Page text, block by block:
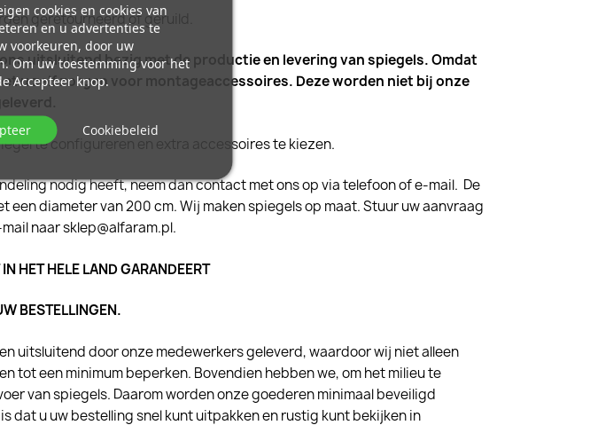
geretourneerd of geruild.
uitsluitend bezig met de productie en levering van spiegels. Omdat
u zelf zorgen voor montageaccessoires. Deze worden niet bij onze
te configureren en extra accessoires te kiezen.
nodig heeft, neem dan contact met ons op via telefoon of e-mail. De
diameter van 200 cm. Wij maken spiegels op maat. Stuur uw aanvraag
naar sklep@alfaram.pl.
HET HELE LAND GARANDEERT
BESTELLINGEN.
uitsluitend door onze medewerkers geleverd, waardoor wij niet alleen
tot een minimum beperken. Bovendien hebben we, om het milieu te
van spiegels. Daarom worden onze goederen minimaal beveiligd
dat u uw bestelling snel kunt uitpakken en rustig kunt bekijken in
cookies en cookies van
en u advertenties te
voorkeuren, door uw
Om uw toestemming voor het
Accepteer knop.
Cookiebeleid